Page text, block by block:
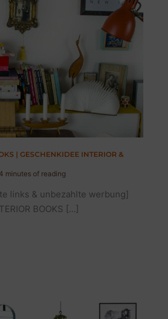
| GESCHENKIDEE INTERIOR &
4 minutes of reading
links & unbezahlte werbung]
BOOKS […]